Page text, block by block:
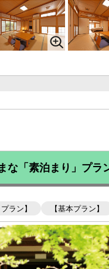
な「素泊まり」プラ
ラン】 【基本プラン】